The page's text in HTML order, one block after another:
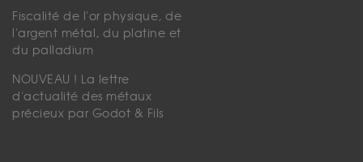
Fiscalité de l'or physique, de
l'argent métal, du platine et
du palladium
NOUVEAU ! La lettre
d'actualité des métaux
précieux par Godot & Fils